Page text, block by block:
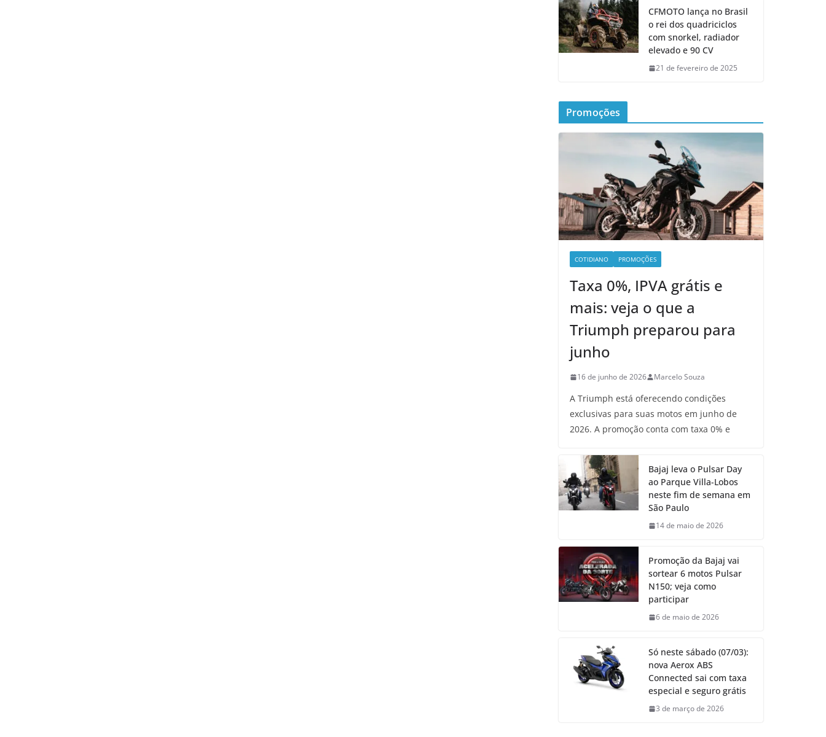
CFMOTO lança no Brasil
o rei dos quadriciclos
com snorkel, radiador
elevado e 90 CV
21 de fevereiro de 2025
Promoções
COTIDIANO PROMOÇÕES
Taxa 0%, IPVA grátis e
mais: veja o que a
Triumph preparou para
junho
16 de junho de 2026 Marcelo Souza
A Triumph está oferecendo condições
exclusivas para suas motos em junho de
2026. A promoção conta com taxa 0% e
Bajaj leva o Pulsar Day
ao Parque Villa-Lobos
neste fim de semana em
São Paulo
14 de maio de 2026
Promoção da Bajaj vai
sortear 6 motos Pulsar
N150; veja como
participar
6 de maio de 2026
Só neste sábado (07/03):
nova Aerox ABS
Connected sai com taxa
especial e seguro grátis
3 de março de 2026